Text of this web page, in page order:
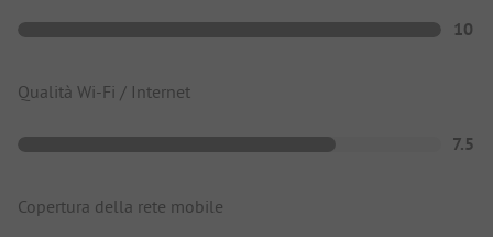
10
Qualità Wi-Fi / Internet
7.5
Copertura della rete mobile